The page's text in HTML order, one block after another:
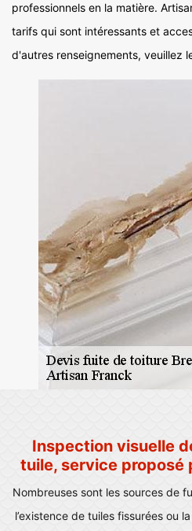
professionnels en la matière.
tarifs qui sont intéressants et
d'autres renseignements, veuillez
Inspection visuelle
tuile, service proposé
Nombreuses sont les sources de
l’existence de tuiles fissurées ou